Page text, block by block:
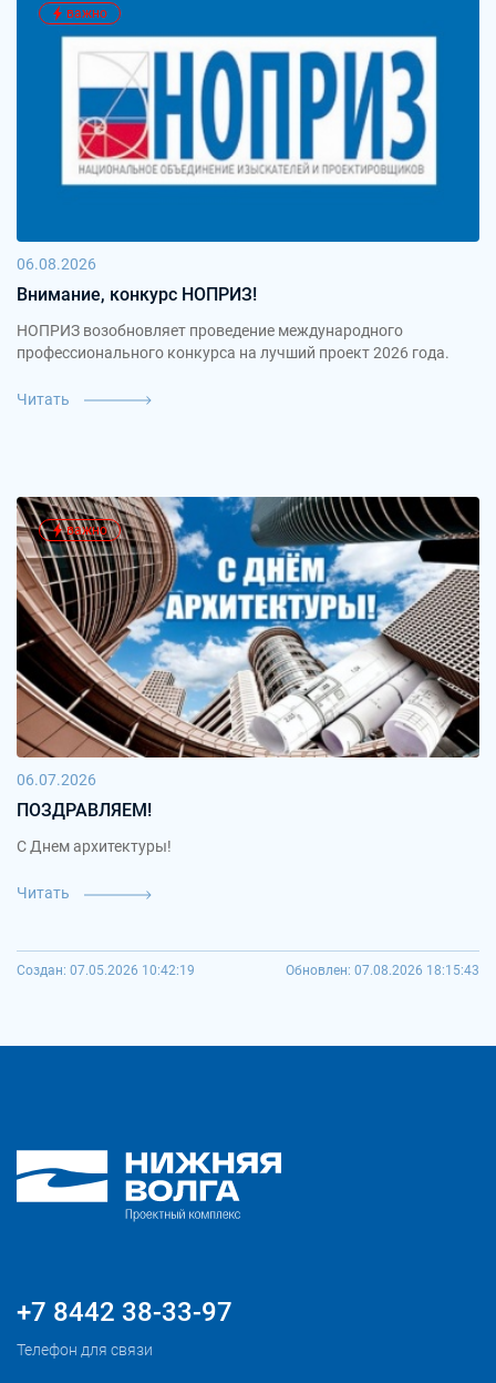
важно
06.08.2026
Внимание, конкурс НОПРИЗ!
НОПРИЗ возобновляет проведение международного
профессионального конкурса на лучший проект 2026 года.
Читать
важно
06.07.2026
ПОЗДРАВЛЯЕМ!
С Днем архитектуры!
Читать
Создан: 07.05.2026 10:42:19 Обновлен: 07.08.2026 18:15:43
+7 8442 38-33-97
Телефон для связи